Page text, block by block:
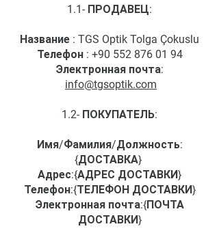
1.1- ПРОДАВЕЦ:
Название : TGS Optik Tolga Çokuslu
Телефон : +90 552 876 01 94
Электронная почта:
info@tgsoptik.com
1.2- ПОКУПАТЕЛЬ:
Имя/Фамилия/Должность:
{ДОСТАВКА}
Адрес:{АДРЕС ДОСТАВКИ}
Телефон:{ТЕЛЕФОН ДОСТАВКИ}
Электронная почта:{ПОЧТА
ДОСТАВКИ}